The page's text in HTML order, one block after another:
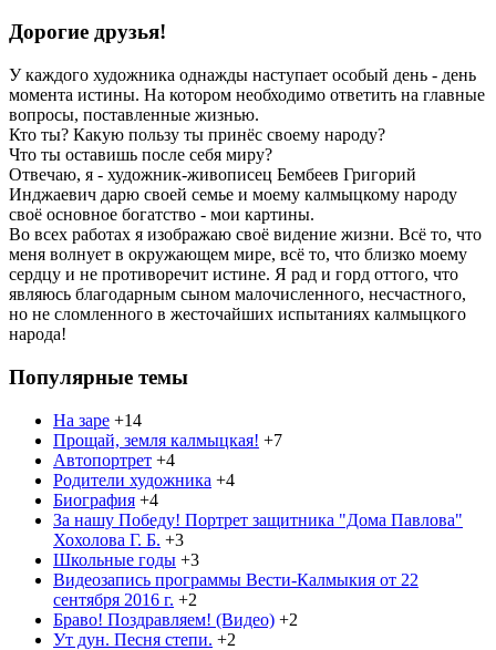
Дорогие друзья!
У каждого художника однажды наступает особый день - день
момента истины. На котором необходимо ответить на главные
вопросы, поставленные жизнью.
Кто ты? Какую пользу ты принёс своему народу?
Что ты оставишь после себя миру?
Отвечаю, я - художник-живописец Бембеев Григорий
Инджаевич дарю своей семье и моему калмыцкому народу
своё основное богатство - мои картины.
Во всех работах я изображаю своё видение жизни. Всё то, что
меня волнует в окружающем мире, всё то, что близко моему
сердцу и не противоречит истине. Я рад и горд оттого, что
являюсь благодарным сыном малочисленного, несчастного,
но не сломленного в жесточайших испытаниях калмыцкого
народа!
Популярные темы
На заре +14
Прощай, земля калмыцкая! +7
Автопортрет +4
Родители художника +4
Биография +4
За нашу Победу! Портрет защитника "Дома Павлова"
Хохолова Г. Б. +3
Школьные годы +3
Видеозапись программы Вести-Калмыкия от 22
сентября 2016 г. +2
Браво! Поздравляем! (Видео) +2
Ут дун. Песня степи. +2